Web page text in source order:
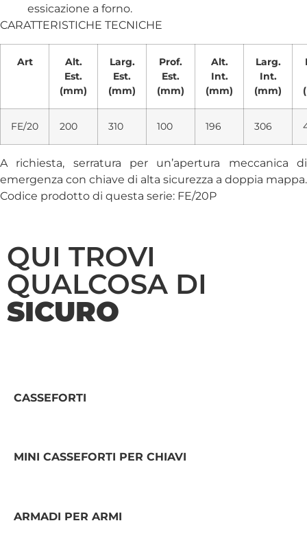
essicazione a forno.
CARATTERISTICHE TECNICHE
Art
Alt.
Est.
(mm)
Larg.
Est.
(mm)
Prof.
Est.
(mm)
Alt.
Int.
(mm)
Larg.
Int.
(mm)
FE/20 200 310 100 196 306
A richiesta, serratura per un’apertura meccanica di
emergenza con chiave di alta sicurezza a doppia mappa.
Codice prodotto di questa serie: FE/20P
QUI TROVI
QUALCOSA DI
SICURO
CASSEFORTI
MINI CASSEFORTI PER CHIAVI
ARMADI PER ARMI